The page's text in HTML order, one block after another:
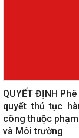
QUYẾT ĐỊNH
quyết thủ tục
công thuộc
và Môi trường